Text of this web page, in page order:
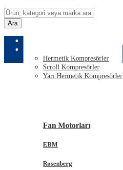
Ara
Hermetik Kompresörler
Scroll Kompresörler
Yarı Hermetik Kompresörler
Fan Motorları
EBM
Rosenberg